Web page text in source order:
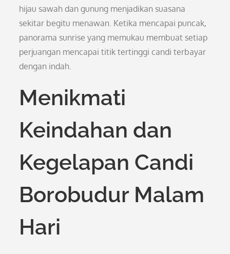
hijau sawah dan gunung menjadikan suasana
sekitar begitu menawan. Ketika mencapai puncak,
panorama sunrise yang memukau membuat setiap
perjuangan mencapai titik tertinggi candi terbayar
dengan indah.
Menikmati
Keindahan dan
Kegelapan Candi
Borobudur Malam
Hari